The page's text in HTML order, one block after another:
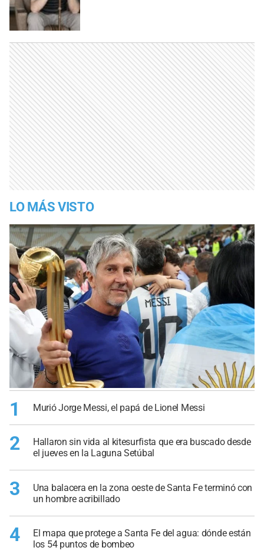
LO MÁS VISTO
1 Murió Jorge Messi, el papá de Lionel Messi
2
Hallaron sin vida al kitesurfista que era buscado desde
el jueves en la Laguna Setúbal
3
Una balacera en la zona oeste de Santa Fe terminó con
un hombre acribillado
4
El mapa que protege a Santa Fe del agua: dónde están
los 54 puntos de bombeo